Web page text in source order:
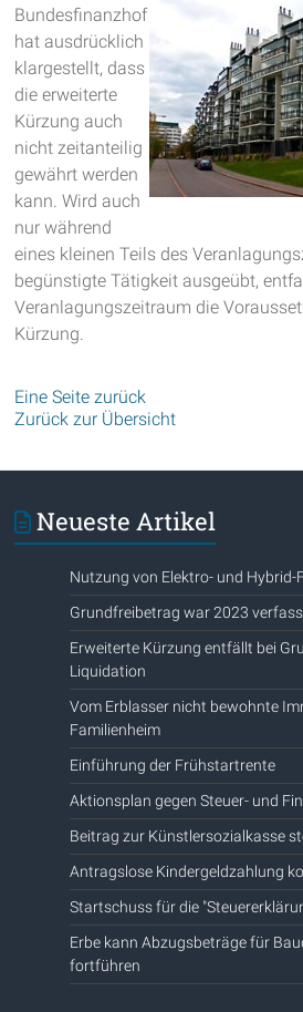
Bundesfinanzhof
hat ausdrücklich
klargestellt, dass
die erweiterte
Kürzung auch
nicht zeitanteilig
gewährt werden
kann. Wird auch
nur während
eines kleinen Teils des
begünstigte Tätigkeit ausgeübt,
Veranlagungszeitraum die
Kürzung.
Eine Seite zurück
Zurück zur Übersicht
Neueste Artikel
Nutzung von Elektro- und Hybrid-
Grundfreibetrag war 2023
Erweiterte Kürzung entfällt bei
Liquidation
Vom Erblasser nicht bewohnte
Familienheim
Einführung der Frühstartrente
Aktionsplan gegen Steuer- und
Beitrag zur Künstlersozialkasse
Antragslose Kindergeldzahlung
Startschuss für die
Erbe kann Abzugsbeträge für
fortführen